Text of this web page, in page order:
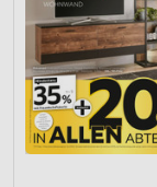
Verwendung
Geräte anhand
Informationen
Nicht-IAB-